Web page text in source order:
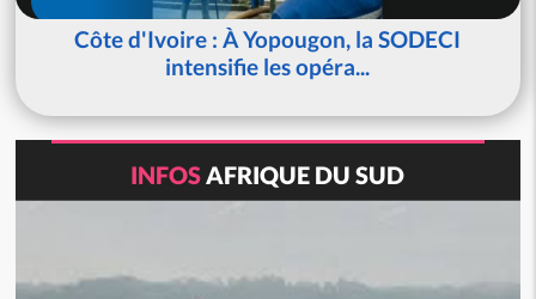
Côte d'Ivoire : À Yopougon, la SODECI
intensifie les opéra...
INFOSAFRIQUE DU SUD